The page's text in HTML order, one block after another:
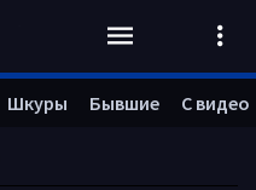
Шкуры Бывшие С видео